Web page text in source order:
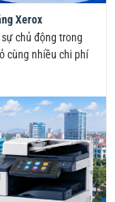
Xerox
chủ động trong
cùng nhiều chi phí